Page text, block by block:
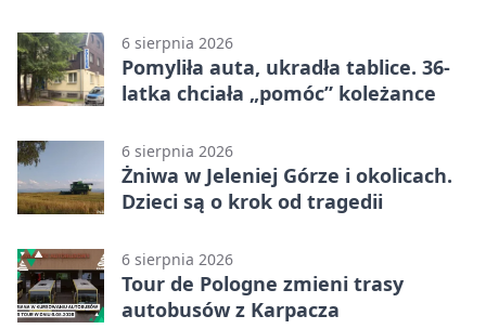
6 sierpnia 2026
Pomyliła auta, ukradła tablice. 36-
latka chciała „pomóc” koleżance
6 sierpnia 2026
Żniwa w Jeleniej Górze i okolicach.
Dzieci są o krok od tragedii
6 sierpnia 2026
Tour de Pologne zmieni trasy
autobusów z Karpacza